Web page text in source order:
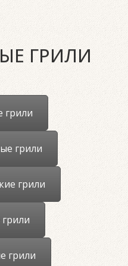
ГРИЛИ
грили
грили
грили
грили